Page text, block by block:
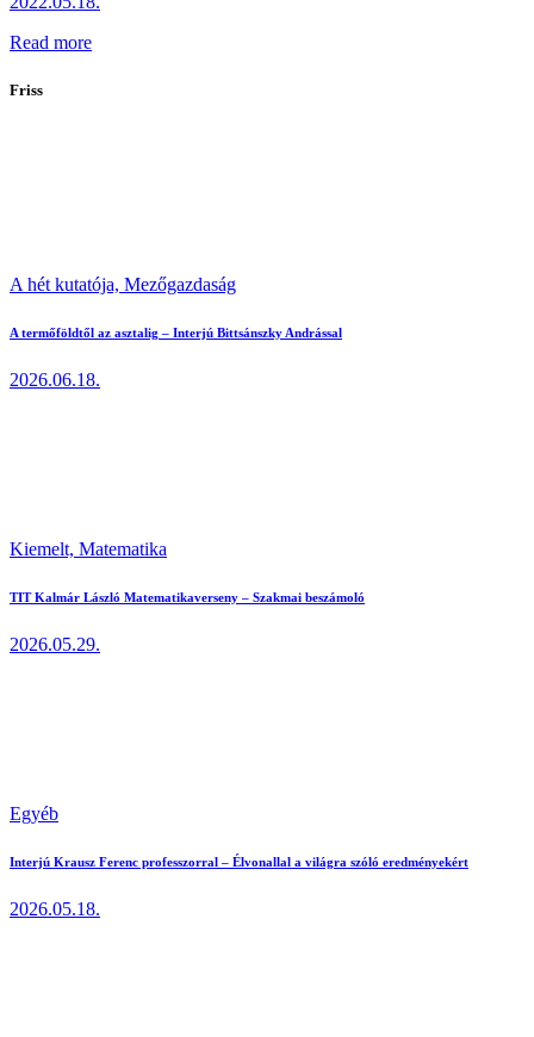
Read more
Friss
A hét kutatója, Mezőgazdaság
A termőföldtől az asztalig – Interjú Bittsánszky Andrással
2026.06.18.
Kiemelt, Matematika
TIT Kalmár László Matematikaverseny – Szakmai beszámoló
2026.05.29.
Egyéb
Interjú Krausz Ferenc professzorral – Élvonallal a világra szóló eredményekért
2026.05.18.